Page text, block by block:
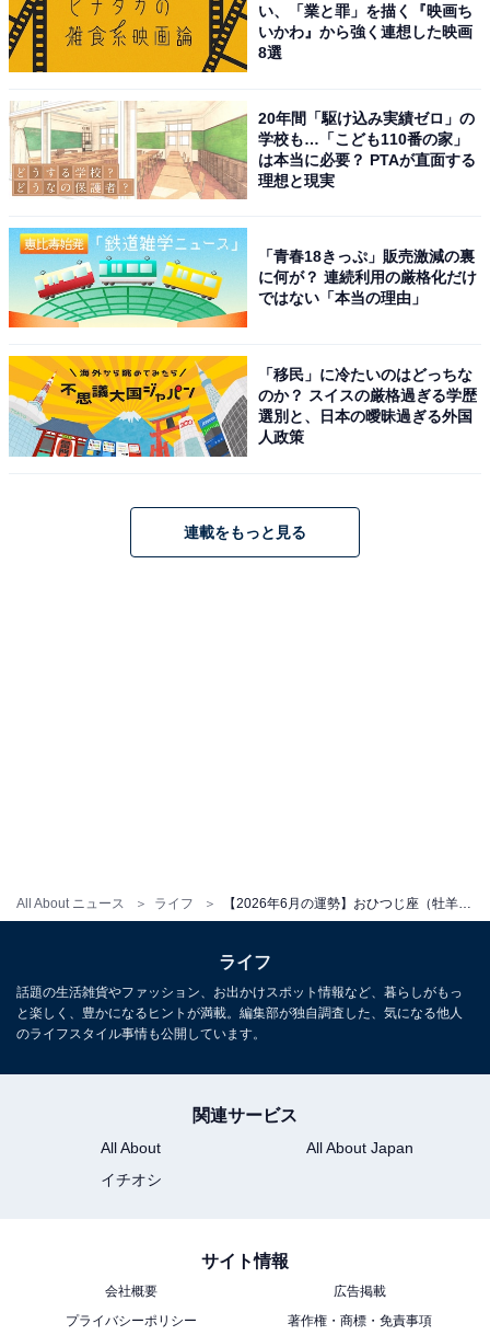
All About ニュース ライフ
占い師＆イラストレータープロフィール
占い師：章月 綾乃
占い、心理テストの執筆、監修。雑誌、Web、広告
タイアップ記事などを多数手がけています。
イラストレーター：tokico
タウン情報誌の営業、住宅情報誌の編集を経てフリ
い、「業と罪」を描く『映画ち
いかわ』から強く連想した映画
8選
20年間「駆け込み実績ゼロ」の
学校も…「こども110番の家」
は本当に必要？ PTAが直面する
理想と現実
「青春18きっぷ」販売激減の裏
に何が？ 連続利用の厳格化だけ
ではない「本当の理由」
「移民」に冷たいのはどっちな
のか？ スイスの厳格過ぎる学歴
選別と、日本の曖昧過ぎる外国
人政策
連載をもっと見る
ライフ
話題の生活雑貨やファッション、お出かけスポット情報など、暮らしがもっ
と楽しく、豊かになるヒントが満載。編集部が独自調査した、気になる他人
のライフスタイル事情も公開しています。
関連サービス
All About
All About Japan
イチオシ
サイト情報
会社概要
広告掲載
プライバシーポリシー
著作権・商標・免責事項